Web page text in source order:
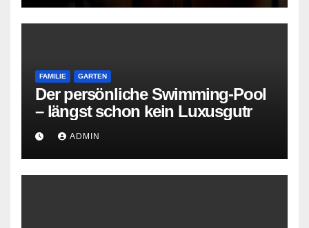
FAMILIE GARTEN
Der persönliche Swimming-Pool
– längst schon kein Luxusgutr
ADMIN